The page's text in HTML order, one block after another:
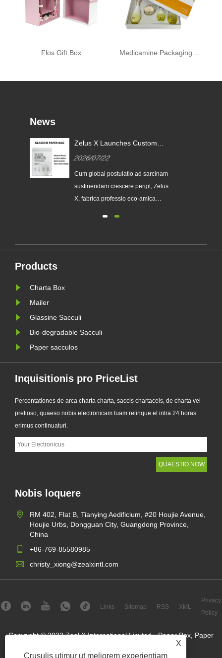
Flos Gift Box
X
Crusulis utimur ut meliorem experientiam
News
Zelus X Launches Custom
Global brands Replace Single-
use Plastic Packaging
2026/07/22
Cum global postulatio ad sarcinam
sustinendam crescere pergit, Zelus
X, fabrica professio eco-amica
alternative ad traditionales sacculos
Products
Charta Box
Mailer
Glassine Sacculi
Bio-degradable Sacculi
Paper sacculos
Inquisitionis pro PriceList
Percontationes de arca charta charta, saccis chartaceis, de charta vel
pretioso, quaeso nobis electronicam tuam relinque et intra 24 horas
erimus continuaturi.
Nobis loquere
RM 402, Flat B, Tianying Aedificium, #20 Houjie Avenue,
Houjie Urbs, Dongguan City, Guangdong Province,
China
+86-769-85580985
christy_xiong@zealxintl.com
Links Sitemap RSS XML
Privacy
Policy
Copyright © 2023 Zeal X International Limited - Paper Box, Paper
Bags, Paper Mailers - All Rights Reserved.